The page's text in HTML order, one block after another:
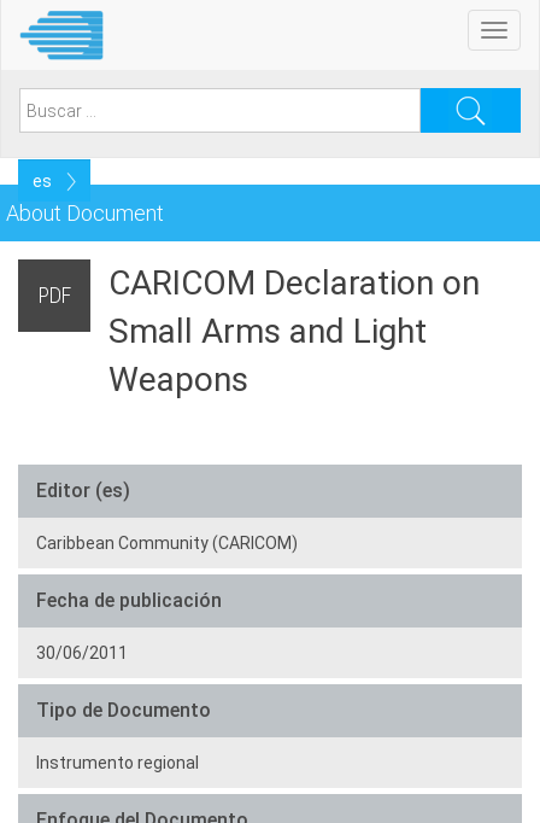
contenido
principal
Search
Select
language
About Document
PDF
CARICOM Declaration on
Small Arms and Light
Weapons
Editor (es)
Caribbean Community (CARICOM)
Fecha de publicación
30/06/2011
Tipo de Documento
Instrumento regional